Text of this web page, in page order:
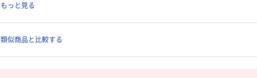
もっと見る
類似商品と比較する